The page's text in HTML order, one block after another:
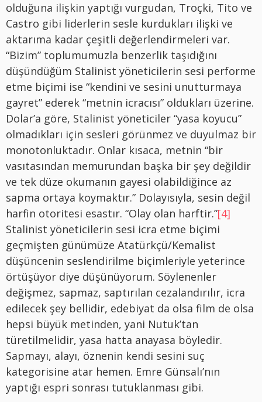
olduğuna ilişkin yaptığı vurgudan, Troçki, Tito ve
Castro gibi liderlerin sesle kurdukları ilişki ve
aktarıma kadar çeşitli değerlendirmeleri var.
“Bizim” toplumumuzla benzerlik taşıdığını
düşündüğüm Stalinist yöneticilerin sesi performe
etme biçimi ise “kendini ve sesini unutturmaya
gayret” ederek “metnin icracısı” oldukları üzerine.
Dolar’a göre, Stalinist yöneticiler “yasa koyucu”
olmadıkları için sesleri görünmez ve duyulmaz bir
monotonluktadır. Onlar kısaca, metnin “bir
vasıtasından memurundan başka bir şey değildir
ve tek düze okumanın gayesi olabildiğince az
sapma ortaya koymaktır.” Dolayısıyla, sesin değil
harfin otoritesi esastır. “Olay olan harftir.”[4]
Stalinist yöneticilerin sesi icra etme biçimi
geçmişten günümüze Atatürkçü/Kemalist
düşüncenin seslendirilme biçimleriyle yeterince
örtüşüyor diye düşünüyorum. Söylenenler
değişmez, sapmaz, saptırılan cezalandırılır, icra
edilecek şey bellidir, edebiyat da olsa film de olsa
hepsi büyük metinden, yani Nutuk’tan
türetilmelidir, yasa hatta anayasa böyledir.
Sapmayı, alayı, öznenin kendi sesini suç
kategorisine atar hemen. Emre Günsalı’nın
yaptığı espri sonrası tutuklanması gibi.